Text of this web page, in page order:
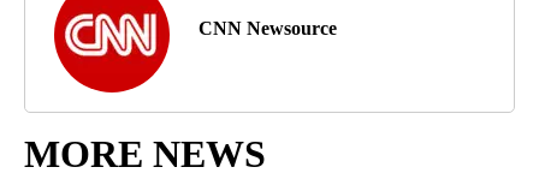
CNN Newsource
MORE NEWS